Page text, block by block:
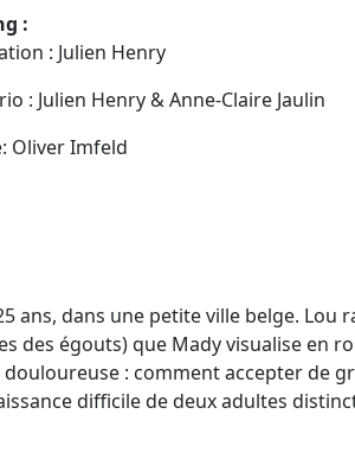
:
: Julien Henry
: Julien Henry & Anne-Claire Jaulin
Oliver Imfeld
ans, dans une petite ville belge. Lou
des égouts) que Mady visualise en
: comment accepter de
difficile de deux adultes